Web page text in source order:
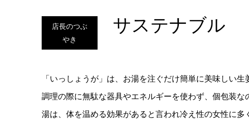
店長のつぶ
やき
サステナブル
「いっしょうが」は、お湯を注ぐだけ簡単に美味しい生
調理の際に無駄な器具やエネルギーを使わず、個包装
湯は、体を温める効果があると言われ冷え性の女性に